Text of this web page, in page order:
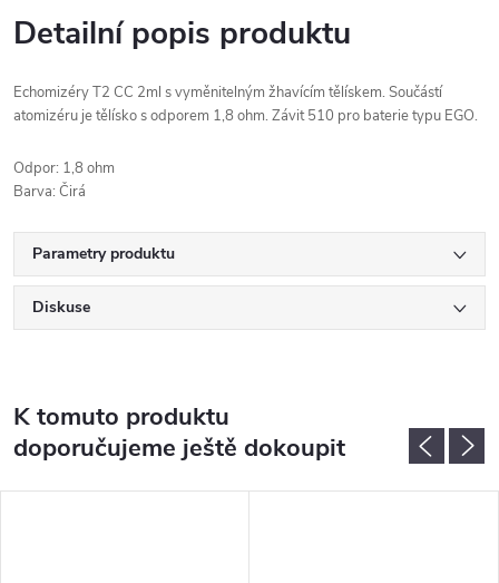
Detailní popis produktu
Echomizéry T2 CC 2ml s vyměnitelným žhavícím tělískem. Součástí
atomizéru je tělísko s odporem 1,8 ohm. Závit 510 pro baterie typu EGO.
Odpor: 1,8 ohm
Barva: Čirá
Parametry produktu
Diskuse
K tomuto produktu
doporučujeme ještě dokoupit